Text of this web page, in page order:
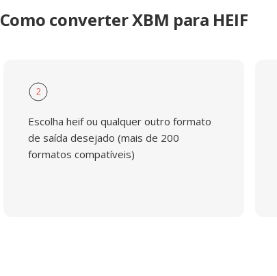
Como converter XBM para HEIF
2
Escolha heif ou qualquer outro formato
de saída desejado (mais de 200
formatos compatíveis)